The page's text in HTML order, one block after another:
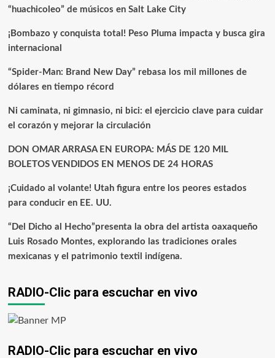
“huachicoleo” de músicos en Salt Lake City
¡Bombazo y conquista total! Peso Pluma impacta y busca gira
internacional
“Spider-Man: Brand New Day” rebasa los mil millones de
dólares en tiempo récord
Ni caminata, ni gimnasio, ni bici: el ejercicio clave para cuidar
el corazón y mejorar la circulación
DON OMAR ARRASA EN EUROPA: MÁS DE 120 MIL
BOLETOS VENDIDOS EN MENOS DE 24 HORAS
¡Cuidado al volante! Utah figura entre los peores estados
para conducir en EE. UU.
“Del Dicho al Hecho”presenta la obra del artista oaxaqueño
Luis Rosado Montes, explorando las tradiciones orales
mexicanas y el patrimonio textil indígena.
RADIO-Clic para escuchar en vivo
RADIO-Clic para escuchar en vivo